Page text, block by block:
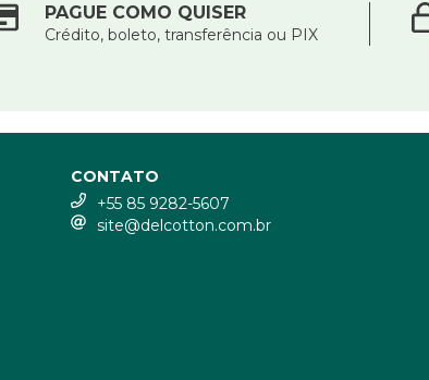
PAGUE COMO QUISER
Crédito, boleto, transferência ou PIX
CONTATO
+55 85 9282-5607
site@delcotton.com.br